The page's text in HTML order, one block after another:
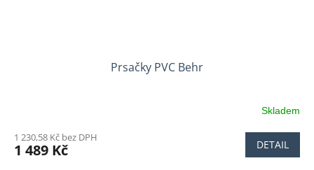
Prsačky PVC Behr
produktu
je
Skladem
1 230,58 Kč bez DPH
1 489 Kč DETAIL